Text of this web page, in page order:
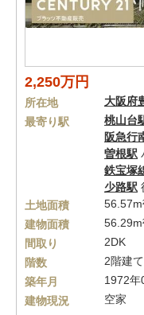
2,250万円
所在地 大阪府
最寄り駅
桃山台
阪急行
曽根駅
鉄宝塚
少路駅
土地面積
建物面積
間取り
2DK
階数
2階建て
築年月
1972年
建物現況
空家